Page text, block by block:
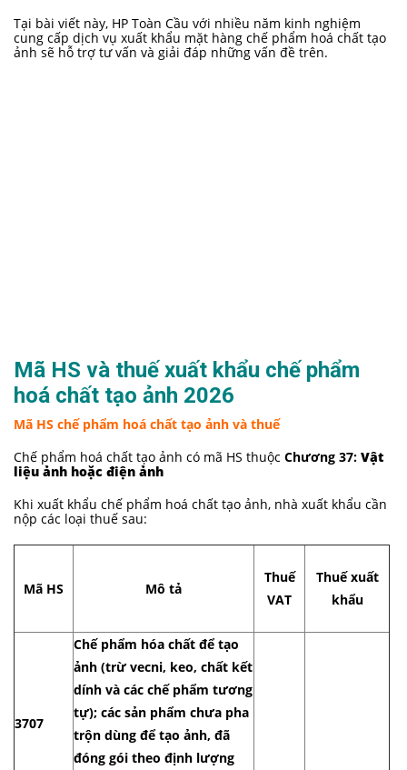
Tại bài viết này, HP Toàn Cầu với nhiều năm kinh nghiệm
cung cấp dịch vụ xuất khẩu mặt hàng chế phẩm hoá chất tạo
ảnh sẽ hỗ trợ tư vấn và giải đáp những vấn đề trên.
Mã HS và thuế xuất khẩu chế phẩm
hoá chất tạo ảnh 2026
Mã HS chế phẩm hoá chất tạo ảnh và thuế
Chế phẩm hoá chất tạo ảnh có mã HS thuộc Chương 37: Vật
liệu ảnh hoặc điện ảnh
Khi xuất khẩu chế phẩm hoá chất tạo ảnh, nhà xuất khẩu cần
nộp các loại thuế sau:
Mã HS Mô tả
Thuế
VAT
Thuế xuất
khẩu
3707
Chế phẩm hóa chất để tạo
ảnh (trừ vecni, keo, chất kết
dính và các chế phẩm tương
tự); các sản phẩm chưa pha
trộn dùng để tạo ảnh, đã
đóng gói theo định lượng